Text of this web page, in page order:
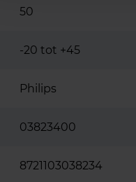
50
-20 tot +45
Philips
03823400
8721103038234